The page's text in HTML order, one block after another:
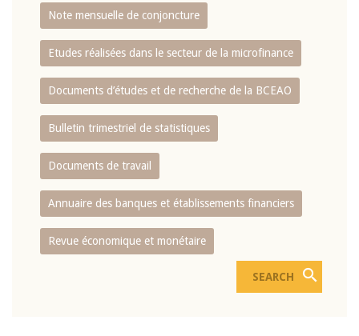
Note mensuelle de conjoncture
Etudes réalisées dans le secteur de la microfinance
Documents d’études et de recherche de la BCEAO
Bulletin trimestriel de statistiques
Documents de travail
Annuaire des banques et établissements financiers
Revue économique et monétaire